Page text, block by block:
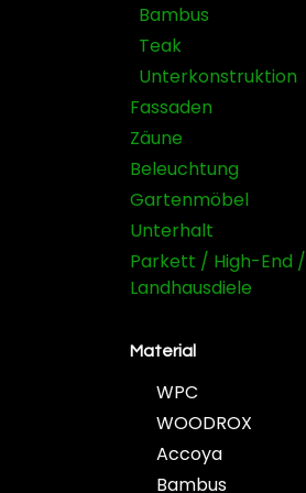
Bambus
Teak
Unterkonstruktion
Fassaden
Zäune
Beleuchtung
Gartenmöbel
Unterhalt
Parkett / High-End /
Landhausdiele
Material
WPC
WOODROX
Accoya
Bambus